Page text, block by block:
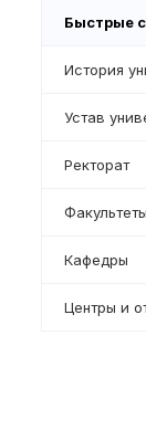
Быстрые
История
Устав
Ректорат
Факультеты
Кафедры
Центры и